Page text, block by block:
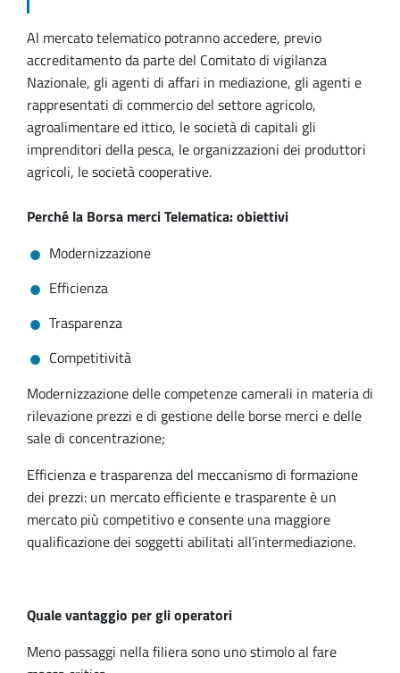
Al mercato telematico potranno accedere, previo
accreditamento da parte del Comitato di vigilanza
Nazionale, gli agenti di affari in mediazione, gli agenti e
rappresentati di commercio del settore agricolo,
agroalimentare ed ittico, le società di capitali gli
imprenditori della pesca, le organizzazioni dei produttori
agricoli, le società cooperative.
Perché la Borsa merci Telematica: obiettivi
Modernizzazione
Efficienza
Trasparenza
Competitività
Modernizzazione delle competenze camerali in materia di
rilevazione prezzi e di gestione delle borse merci e delle
sale di concentrazione;
Efficienza e trasparenza del meccanismo di formazione
dei prezzi: un mercato efficiente e trasparente è un
mercato più competitivo e consente una maggiore
qualificazione dei soggetti abilitati all’intermediazione.
Quale vantaggio per gli operatori
Meno passaggi nella filiera sono uno stimolo al fare